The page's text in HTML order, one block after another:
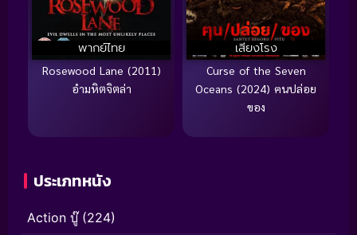
พากย์ไทย
Rosewood Lane (2011)
อำมหิตจิตล่า
เสียงโรง
Curse of the Seven
Oceans (2024) ฅนปล่อย
ของ
ประเภทหนัง
Action บู๊(224)